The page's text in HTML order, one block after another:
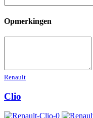
Opmerkingen
Renault
Clio